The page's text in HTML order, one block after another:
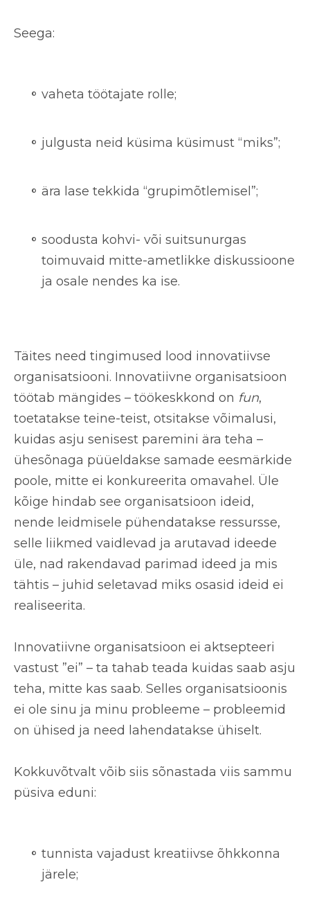
Seega:
vaheta töötajate rolle;
julgusta neid küsima küsimust “miks”;
ära lase tekkida “grupimõtlemisel”;
soodusta kohvi- või suitsunurgas
toimuvaid mitte-ametlikke diskussioone
ja osale nendes ka ise.
Täites need tingimused lood innovatiivse
organisatsiooni. Innovatiivne organisatsioon
töötab mängides – töökeskkond on fun,
toetatakse teine-teist, otsitakse võimalusi,
kuidas asju senisest paremini ära teha –
ühesõnaga püüeldakse samade eesmärkide
poole, mitte ei konkureerita omavahel. Üle
kõige hindab see organisatsioon ideid,
nende leidmisele pühendatakse ressursse,
selle liikmed vaidlevad ja arutavad ideede
üle, nad rakendavad parimad ideed ja mis
tähtis – juhid seletavad miks osasid ideid ei
realiseerita.
Innovatiivne organisatsioon ei aktsepteeri
vastust ”ei” – ta tahab teada kuidas saab asju
teha, mitte kas saab. Selles organisatsioonis
ei ole sinu ja minu probleeme – probleemid
on ühised ja need lahendatakse ühiselt.
Kokkuvõtvalt võib siis sõnastada viis sammu
püsiva eduni:
tunnista vajadust kreatiivse õhkkonna
järele;